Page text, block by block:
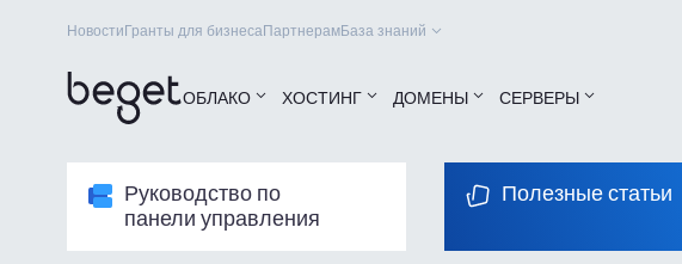
Новости Гранты для бизнесаПартнерамБаза знаний
ОБЛАКО ХОСТИНГ ДОМЕНЫ СЕРВЕРЫ
Руководство по
панели управления
Полезные статьи